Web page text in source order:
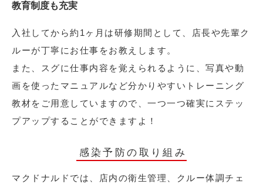
教育制度も充実
入社してから約1ヶ月は研修期間として、店長や先輩ク
ルーが丁寧にお仕事をお教えします。
また、スグに仕事内容を覚えられるように、写真や動
画を使ったマニュアルなど分かりやすいトレーニング
教材をご用意していますので、一つ一つ確実にステッ
プアップすることができますよ！
感染予防の取り組み
マクドナルドでは、店内の衛生管理、クルー体調チェ